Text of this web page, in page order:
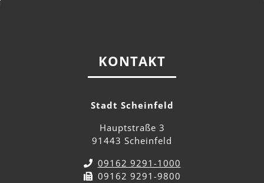
KONTAKT
Stadt Scheinfeld
Hauptstraße 3
91443 Scheinfeld
09162 9291-1000
09162 9291-9800